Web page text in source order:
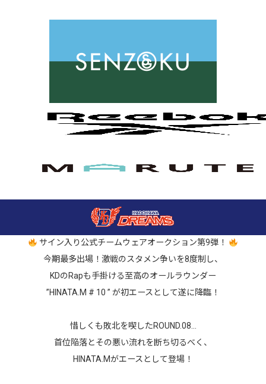
サイン入り公式チームウェアオークション第9弾！
今期最多出場！激戦のスタメン争いを8度制し、
KDのRapも手掛ける至高のオールラウンダー
”HINATA.M # 10 ” が初エースとして遂に降臨！
惜しくも敗北を喫したROUND.08…
首位陥落とその悪い流れを断ち切るべく、
HINATA.Mがエースとして登場！